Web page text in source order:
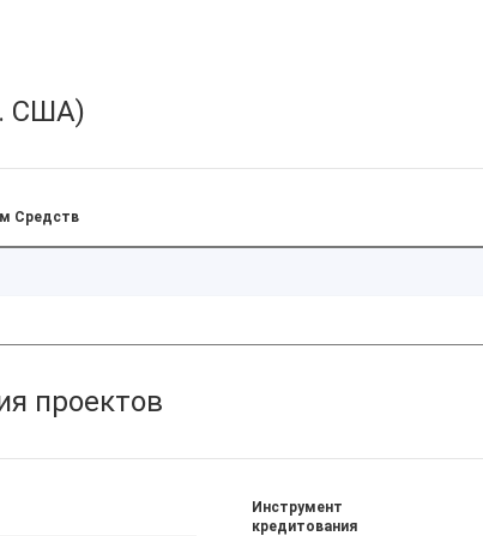
США)
Средств
проектов
Инструмент
кредитования